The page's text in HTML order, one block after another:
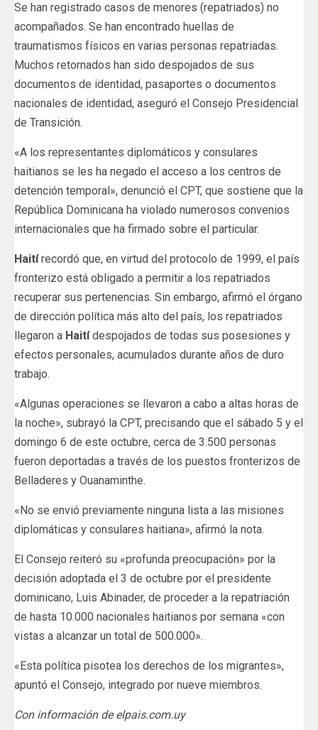
Se han registrado casos de menores (repatriados) no
acompañados. Se han encontrado huellas de
traumatismos físicos en varias personas repatriadas.
Muchos retornados han sido despojados de sus
documentos de identidad, pasaportes o documentos
nacionales de identidad, aseguró el Consejo Presidencial
de Transición.
«A los representantes diplomáticos y consulares
haitianos se les ha negado el acceso a los centros de
detención temporal», denunció el CPT, que sostiene que la
República Dominicana ha violado numerosos convenios
internacionales que ha firmado sobre el particular.
Haitírecordó que, en virtud del protocolo de 1999, el país
fronterizo está obligado a permitir a los repatriados
recuperar sus pertenencias. Sin embargo, afirmó el órgano
de dirección política más alto del país, los repatriados
llegaron a Haitídespojados de todas sus posesiones y
efectos personales, acumulados durante años de duro
trabajo.
«Algunas operaciones se llevaron a cabo a altas horas de
la noche», subrayó la CPT, precisando que el sábado 5 y el
domingo 6 de este octubre, cerca de 3.500 personas
fueron deportadas a través de los puestos fronterizos de
Belladeres y Ouanaminthe.
«No se envió previamente ninguna lista a las misiones
diplomáticas y consulares haitiana», afirmó la nota.
El Consejo reiteró su «profunda preocupación» por la
decisión adoptada el 3 de octubre por el presidente
dominicano, Luis Abinader, de proceder a la repatriación
de hasta 10.000 nacionales haitianos por semana «con
vistas a alcanzar un total de 500.000».
«Esta política pisotea los derechos de los migrantes»,
apuntó el Consejo, integrado por nueve miembros.
Con información de elpais.com.uy